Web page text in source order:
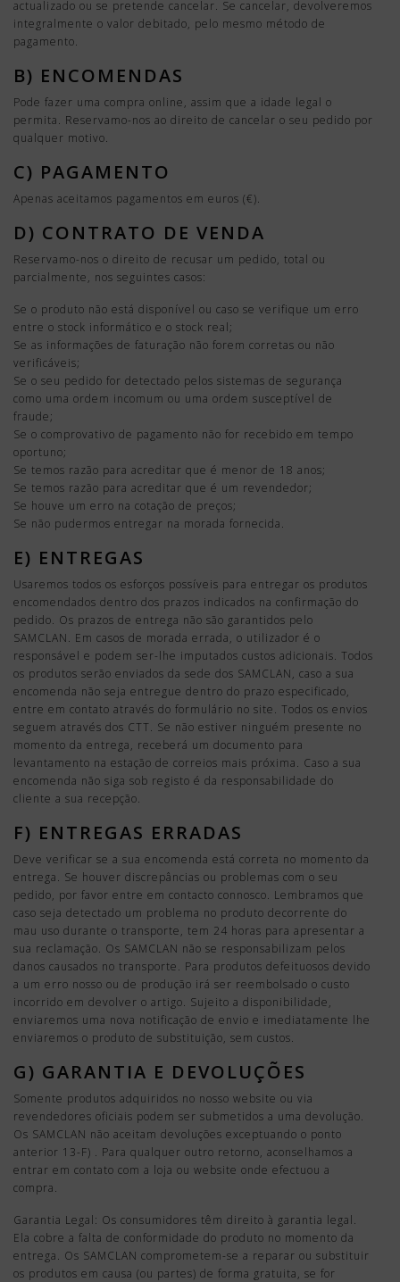
actualizado ou se pretende cancelar. Se cancelar, devolveremos
integralmente o valor debitado, pelo mesmo método de
pagamento.
B) ENCOMENDAS
Pode fazer uma compra online, assim que a idade legal o
permita. Reservamo-nos ao direito de cancelar o seu pedido por
qualquer motivo.
C) PAGAMENTO
Apenas aceitamos pagamentos em euros (€).
D) CONTRATO DE VENDA
Reservamo-nos o direito de recusar um pedido, total ou
parcialmente, nos seguintes casos:
Se o produto não está disponível ou caso se verifique um erro
entre o stock informático e o stock real;
Se as informações de faturação não forem corretas ou não
verificáveis;
Se o seu pedido for detectado pelos sistemas de segurança
como uma ordem incomum ou uma ordem susceptível de
fraude;
Se o comprovativo de pagamento não for recebido em tempo
oportuno;
Se temos razão para acreditar que é menor de 18 anos;
Se temos razão para acreditar que é um revendedor;
Se houve um erro na cotação de preços;
Se não pudermos entregar na morada fornecida.
E) ENTREGAS
Usaremos todos os esforços possíveis para entregar os produtos
encomendados dentro dos prazos indicados na confirmação do
pedido. Os prazos de entrega não são garantidos pelo
SAMCLAN. Em casos de morada errada, o utilizador é o
responsável e podem ser-lhe imputados custos adicionais. Todos
os produtos serão enviados da sede dos SAMCLAN, caso a sua
encomenda não seja entregue dentro do prazo especificado,
entre em contato através do formulário no site. Todos os envios
seguem através dos CTT. Se não estiver ninguém presente no
momento da entrega, receberá um documento para
levantamento na estação de correios mais próxima. Caso a sua
encomenda não siga sob registo é da responsabilidade do
cliente a sua recepção.
F) ENTREGAS ERRADAS
Deve verificar se a sua encomenda está correta no momento da
entrega. Se houver discrepâncias ou problemas com o seu
pedido, por favor entre em contacto connosco. Lembramos que
caso seja detectado um problema no produto decorrente do
mau uso durante o transporte, tem 24 horas para apresentar a
sua reclamação. Os SAMCLAN não se responsabilizam pelos
danos causados no transporte. Para produtos defeituosos devido
a um erro nosso ou de produção irá ser reembolsado o custo
incorrido em devolver o artigo. Sujeito a disponibilidade,
enviaremos uma nova notificação de envio e imediatamente lhe
enviaremos o produto de substituição, sem custos.
G) GARANTIA E DEVOLUÇÕES
Somente produtos adquiridos no nosso website ou via
revendedores oficiais podem ser submetidos a uma devolução.
Os SAMCLAN não aceitam devoluções exceptuando o ponto
anterior 13-F) . Para qualquer outro retorno, aconselhamos a
entrar em contato com a loja ou website onde efectuou a
compra.
Garantia Legal: Os consumidores têm direito à garantia legal.
Ela cobre a falta de conformidade do produto no momento da
entrega. Os SAMCLAN comprometem-se a reparar ou substituir
os produtos em causa (ou partes) de forma gratuita, se for